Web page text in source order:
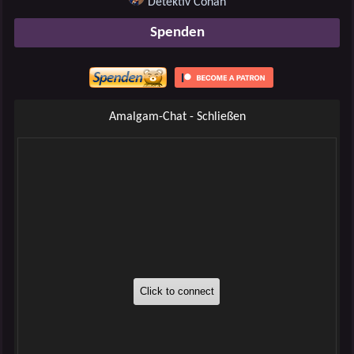
Spenden
Amalgam-Chat - Schließen